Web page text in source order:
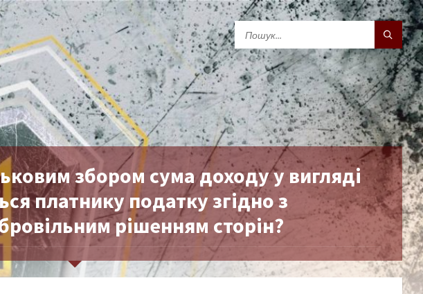
збором сума доходу у вигляді
платнику податку згідно з
рішенням сторін?